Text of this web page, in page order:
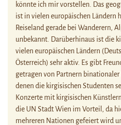
könnte ich mir vorstellen. Das
ist in vielen europäischen Ländern
Reiseland gerade bei Wanderern,
unbekannt. Darüberhinaus ist die
vielen europäischen Ländern
Österreich) sehr aktiv. Es gibt
getragen von Partnern binationaler
denen die kirgisischen Studenten
Konzerte mit kirgisischen
die UN Stadt Wien im Vorteil, da
mehreren Nationen gefeiert wird